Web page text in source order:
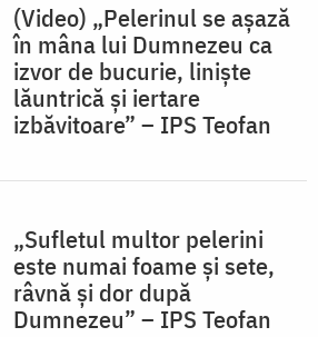
(Video) „Pelerinul se așază
în mâna lui Dumnezeu ca
izvor de bucurie, liniște
lăuntrică și iertare
izbăvitoare” – IPS Teofan
„Sufletul multor pelerini
este numai foame și sete,
râvnă și dor după
Dumnezeu” – IPS Teofan